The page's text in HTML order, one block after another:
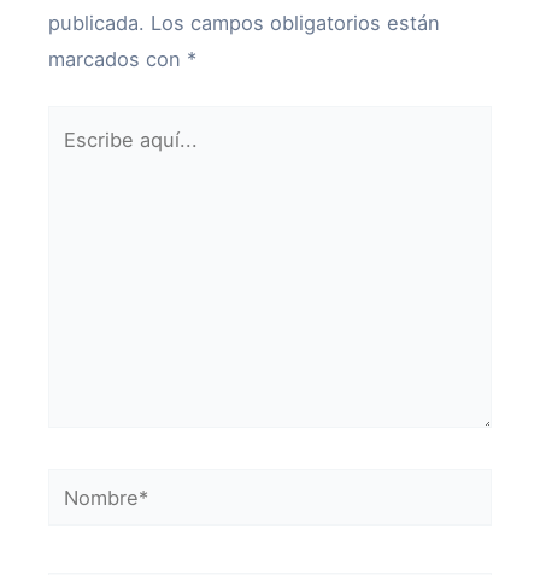
publicada. Los campos obligatorios están
marcados con *
Nombre*